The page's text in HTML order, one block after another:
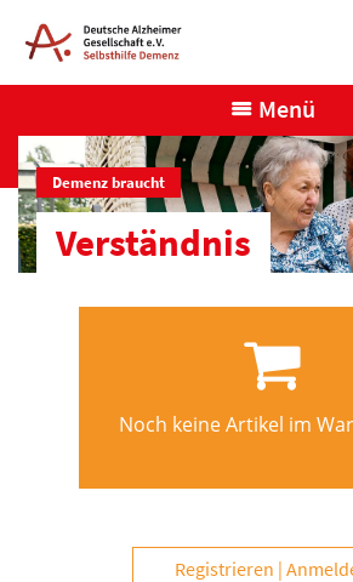
Menü
Demenz braucht
Verständnis
Noch keine Artikel im
Registrieren